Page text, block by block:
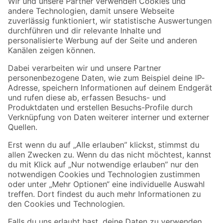
Zur Newsletter Anmeldung
Folge uns
Zahlungsarten Versandarten
Sicher einkaufen
Jetzt die toom-App herunterladen